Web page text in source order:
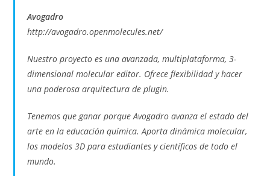
Avogadro
http://avogadro.openmolecules.net/
Nuestro proyecto es una avanzada, multiplataforma, 3-
dimensional molecular editor. Ofrece flexibilidad y hacer
una poderosa arquitectura de plugin.
Tenemos que ganar porque Avogadro avanza el estado del
arte en la educación química. Aporta dinámica molecular,
los modelos 3D para estudiantes y científicos de todo el
mundo.